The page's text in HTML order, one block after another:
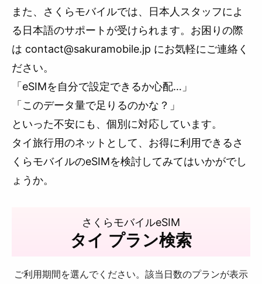
また、さくらモバイルでは、日本人スタッフによ
る日本語のサポートが受けられます。お困りの際
は contact@sakuramobile.jp にお気軽にご連絡く
ださい。
「eSIMを自分で設定できるか心配…」
「このデータ量で足りるのかな？」
といった不安にも、個別に対応しています。
タイ旅行用のネットとして、お得に利用できるさ
くらモバイルのeSIMを検討してみてはいかがでし
ょうか。
さくらモバイルeSIM
タイ プラン検索
ご利用期間を選んでください。該当日数のプランが表示